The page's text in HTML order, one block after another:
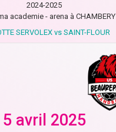
2024-2025
academie - arena à CHAMBERY
SERVOLEX vs SAINT-FLOUR
5 avril 2025